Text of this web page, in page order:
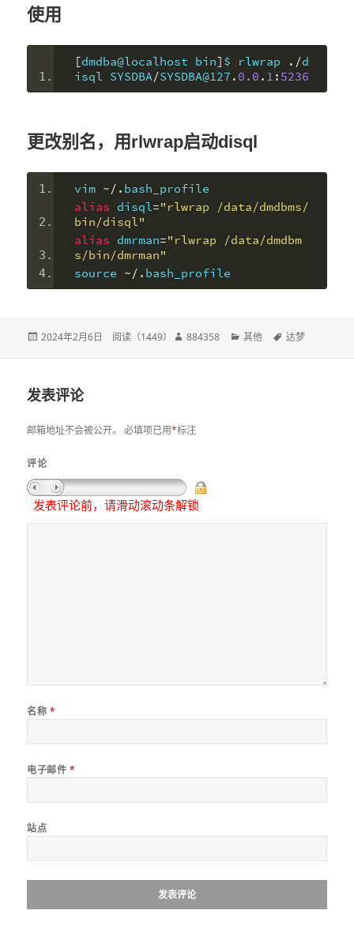
使用
[dmdba@localhost bin] $ rlwrap ./d
isql SYSDBA/SYSDBA@127 . 0.0 . 1 : 5236
更改别名，用rlwrap启动disql
vim ~/. bash_profile
alias disql="rlwrap /data/dmdbms/
bin/disql"
alias dmrman="rlwrap /data/dmdbm
s/bin/dmrman"
source ~/. bash_profile
发
2024年2月6日 阅读（1449）
作
884358
分
其他
标
达梦
发表评论
邮箱地址不会被公开。 必填项已用*标注
评论
发表评论前，请滑动滚动条解锁
名称 *
电子邮件 *
站点